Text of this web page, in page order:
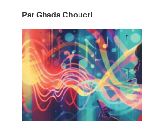
Par Ghada Choucri